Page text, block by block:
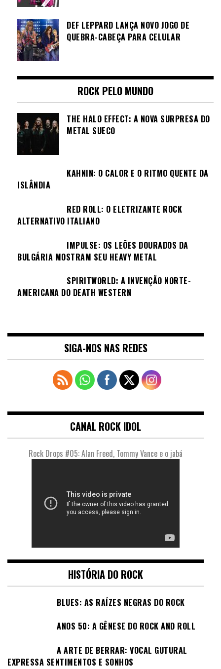
DEF LEPPARD LANÇA NOVO JOGO DE
QUEBRA-CABEÇA PARA CELULAR
ROCK PELO MUNDO
THE HALO EFFECT: A NOVA SURPRESA DO
METAL SUECO
KAHNIN: O CALOR E O RITMO QUENTE DA
ISLÂNDIA
RED ROLL: O ELETRIZANTE ROCK
ALTERNATIVO ITALIANO
IMPULSE: OS LEÕES DOURADOS DA
BULGÁRIA MOSTRAM SEU HEAVY METAL
SPIRITWORLD: A INVENÇÃO NORTE-
AMERICANA DO DEATH WESTERN
SIGA-NOS NAS REDES
CANAL ROCK IDOL
Rock Drops #05: Alan Freed, Tommy Vance e o jabá
HISTÓRIA DO ROCK
BLUES: AS RAÍZES NEGRAS DO ROCK
ANOS 50: A GÊNESE DO ROCK AND ROLL
A ARTE DE BERRAR: VOCAL GUTURAL
EXPRESSA SENTIMENTOS E SONHOS